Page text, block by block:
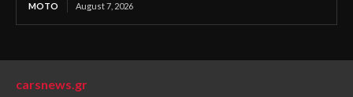
MOTO August 7, 2026
carsnews.gr